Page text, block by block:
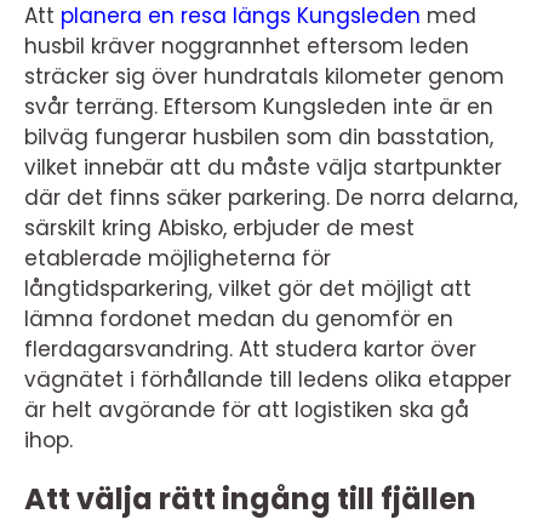
Att planera en resa längs Kungsleden med
husbil kräver noggrannhet eftersom leden
sträcker sig över hundratals kilometer genom
svår terräng. Eftersom Kungsleden inte är en
bilväg fungerar husbilen som din basstation,
vilket innebär att du måste välja startpunkter
där det finns säker parkering. De norra delarna,
särskilt kring Abisko, erbjuder de mest
etablerade möjligheterna för
långtidsparkering, vilket gör det möjligt att
lämna fordonet medan du genomför en
flerdagarsvandring. Att studera kartor över
vägnätet i förhållande till ledens olika etapper
är helt avgörande för att logistiken ska gå
ihop.
Att välja rätt ingång till fjällen